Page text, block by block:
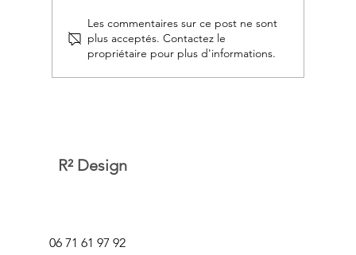
Neuro-architecture, feng shui, habitat
Les commentaires sur ce post ne sont
plus acceptés. Contactez le
propriétaire pour plus d'informations.
R² Design
06 71 61 97 92